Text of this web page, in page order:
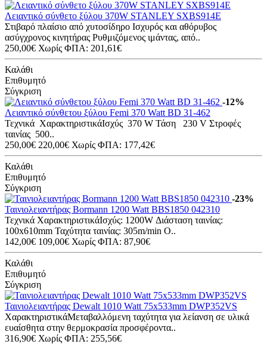
Λειαντικό σύνθετο ξύλου 370W STANLEY SXBS914E
Στιβαρό πλαίσιο από χυτοσίδηρο Ισχυρός και αθόρυβος
ασύγχρονος κινητήρας Ρυθμιζόμενος ιμάντας, από..
250,00€ Χωρίς ΦΠΑ: 201,61€
Καλάθι
Επιθυμητό
Σύγκριση
-12%
Λειαντικό σύνθετου ξύλου Femi 370 Watt BD 31-462
Τεχνικά ΧαρακτηριστικάΙσχύς 370 W Τάση 230 V Στροφές
ταινίας 500..
250,00€ 220,00€ Χωρίς ΦΠΑ: 177,42€
Καλάθι
Επιθυμητό
Σύγκριση
-23%
Ταινιολειαντήρας Bormann 1200 Watt BBS1850 042310
Τεχνικά ΧαρακτηριστικάΙσχύς: 1200W Διάσταση ταινίας:
100x610mm Ταχύτητα ταινίας: 305m/min Ο..
142,00€ 109,00€ Χωρίς ΦΠΑ: 87,90€
Καλάθι
Επιθυμητό
Σύγκριση
Ταινιολειαντήρας Dewalt 1010 Watt 75x533mm DWP352VS
ΧαρακτηριστικάΜεταβαλλόμενη ταχύτητα για λείανση σε υλικά
ευαίσθητα στην θερμοκρασία προσφέροντα..
316,90€ Χωρίς ΦΠΑ: 255,56€